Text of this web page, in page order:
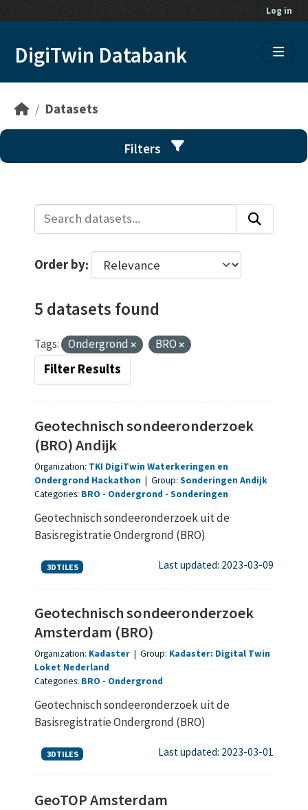
Log in
DigiTwin Databank
Datasets
Filters
Order by
5 datasets found
Tags: Ondergrond BRO
Filter Results
Geotechnisch sondeeronderzoek
(BRO) Andijk
Organization: TKI DigiTwin Waterkeringen en
Ondergrond Hackathon | Group: Sonderingen Andijk
Categories: BRO Ondergrond Sonderingen
Geotechnisch sondeeronderzoek uit de
Basisregistratie Ondergrond (BRO)
3DTILES Last updated: 2023-03-09
Geotechnisch sondeeronderzoek
Amsterdam (BRO)
Organization: Kadaster | Group: Kadaster: Digital Twin
Loket Nederland
Categories: BRO Ondergrond
Geotechnisch sondeeronderzoek uit de
Basisregistratie Ondergrond (BRO)
3DTILES Last updated: 2023-03-01
GeoTOP Amsterdam